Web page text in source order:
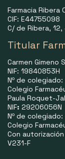
Farmacia Ribera
CIF: E44755098
C/ de Ribera,
Titular
Carmen Gimeno
NIF: 19840853H
Nº de colegiado:
Colegio
Paula Roquet-
NIF: 29206056N
Nº de colegiado:
Colegio
Con
V231-F